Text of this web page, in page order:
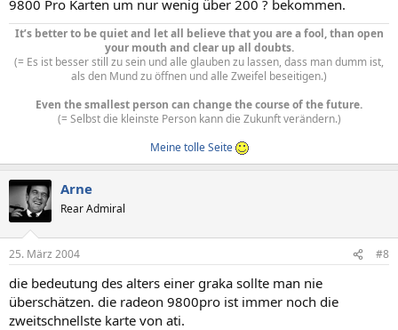
9800 Pro Karten um nur wenig über 200 ? bekommen.
It’s better to be quiet and let all believe that you are a fool, than open
your mouth and clear up all doubts.
(= Es ist besser still zu sein und alle glauben zu lassen, dass man dumm ist,
als den Mund zu öffnen und alle Zweifel beseitigen.)
Even the smallest person can change the course of the future.
(= Selbst die kleinste Person kann die Zukunft verändern.)
Meine tolle Seite
Arne
Rear Admiral
25. März 2004 #8
die bedeutung des alters einer graka sollte man nie
überschätzen. die radeon 9800pro ist immer noch die
zweitschnellste karte von ati.